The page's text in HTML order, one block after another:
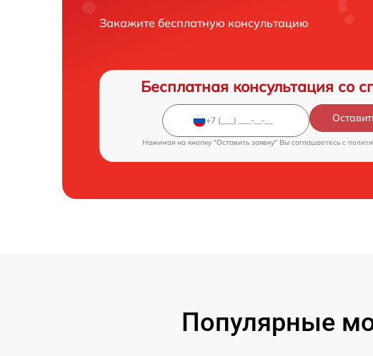
Закажите бесплатную консультацию
Бесплатная консультация со
Нажимая на кнопку "Оставить заявку" Вы соглашаетесь c
Популярные